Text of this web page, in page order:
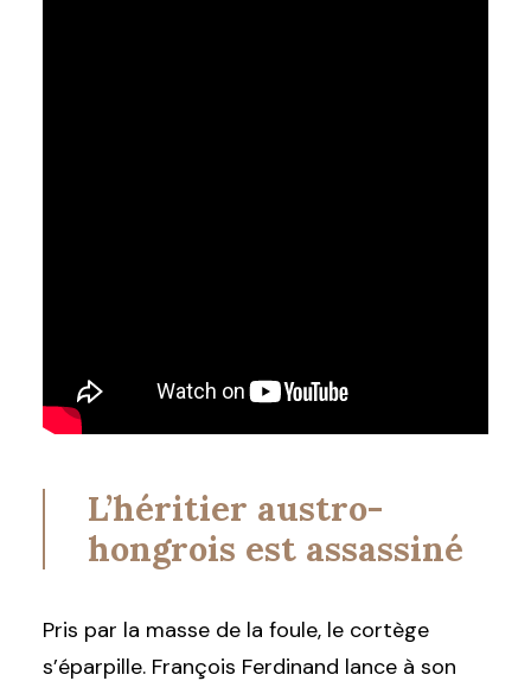
L’héritier austro-
hongrois est assassiné
Pris par la masse de la foule, le cortège
s’éparpille. François Ferdinand lance à son